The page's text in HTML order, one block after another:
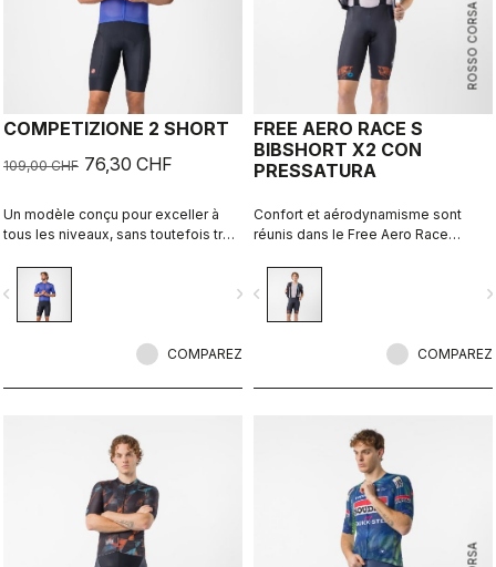
COMPETIZIONE 2 SHORT
109,00 CHF 76,30 CHF
Un modèle conçu pour exceller à
tous les niveaux, sans toutefois trop
navigate_next
COMPAREZ
ROSSO CORSA
FREE AERO RACE S
BIBSHORT X2 CON
PRESSATURA
Confort et aérodynamisme sont
réunis dans le Free Aero Race
confortable à ce jour.
navigate_before
COMPAREZ